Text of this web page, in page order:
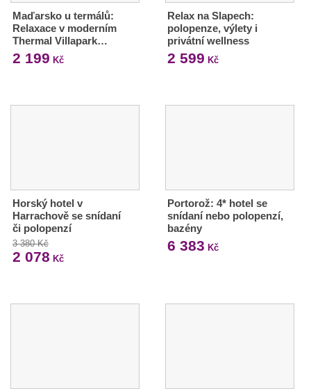
Maďarsko u termálů:
Relaxace v moderním
Thermal Villapark…
2 199 Kč
Relax na Slapech:
polopenze, výlety i
privátní wellness
2 599 Kč
Horský hotel v
Harrachově se snídaní
či polopenzí
3 380 Kč
2 078 Kč
Portorož: 4* hotel se
snídaní nebo polopenzí,
bazény
6 383 Kč